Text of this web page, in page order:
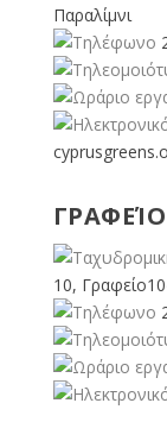
Παραλίμνι
10,